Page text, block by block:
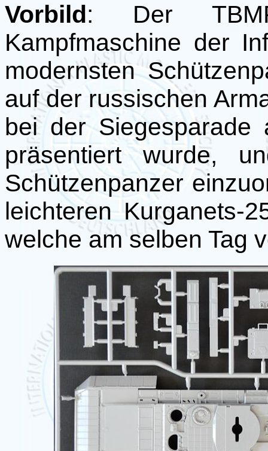
Vorbild : Der
Kampfmaschine der
modernsten
auf der russischen
bei der
präsentiert wurde,
Schützenpanzer
leichteren Kurganets-
welche am selben Tag